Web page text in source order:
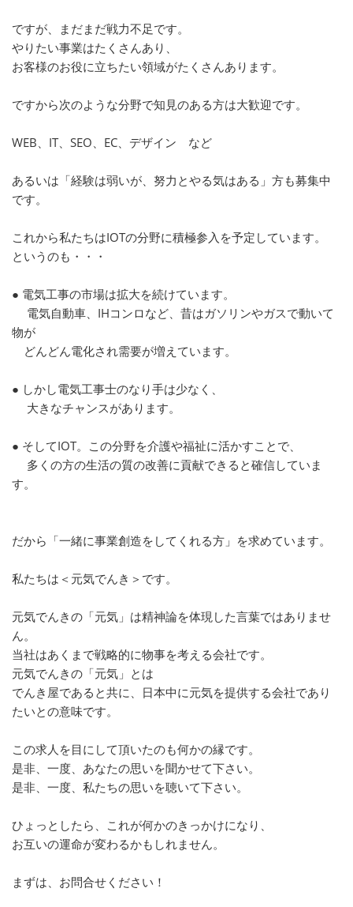
ですが、まだまだ戦力不足です。
やりたい事業はたくさんあり、
お客様のお役に立ちたい領域がたくさんあります。
ですから次のような分野で知見のある方は大歓迎です。
WEB、IT、SEO、EC、デザイン など
あるいは「経験は弱いが、努力とやる気はある」方も募集中
です。
これから私たちはIOTの分野に積極参入を予定しています。
というのも・・・
● 電気工事の市場は拡大を続けています。
電気自動車、IHコンロなど、昔はガソリンやガスで動いて
物が
どんどん電化され需要が増えています。
● しかし電気工事士のなり手は少なく、
大きなチャンスがあります。
● そしてIOT。この分野を介護や福祉に活かすことで、
多くの方の生活の質の改善に貢献できると確信していま
す。
だから「一緒に事業創造をしてくれる方」を求めています。
私たちは＜元気でんき＞です。
元気でんきの「元気」は精神論を体現した言葉ではありませ
ん。
当社はあくまで戦略的に物事を考える会社です。
元気でんきの「元気」とは
でんき屋であると共に、日本中に元気を提供する会社であり
たいとの意味です。
この求人を目にして頂いたのも何かの縁です。
是非、一度、あなたの思いを聞かせて下さい。
是非、一度、私たちの思いを聴いて下さい。
ひょっとしたら、これが何かのきっかけになり、
お互いの運命が変わるかもしれません。
まずは、お問合せください！